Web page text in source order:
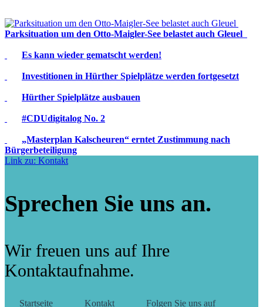
Parksituation um den Otto-Maigler-See belastet auch Gleuel
Es kann wieder gematscht werden!
Investitionen in Hürther Spielplätze werden fortgesetzt
Hürther Spielplätze ausbauen
#CDUdigitalog No. 2
„Masterplan Kalscheuren“ erntet Zustimmung nach
Bürgerbeteiligung
Link zu: Kontakt
Sprechen Sie uns an.
Wir freuen uns auf Ihre
Kontaktaufnahme.
Startseite Kontakt Folgen Sie uns auf